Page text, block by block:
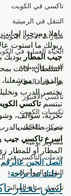
تاكسي في الكويت
التنقل في الرميثية
سيارات الأجرة الكويتية
الحياة العملية في
السفر والسياحة
مواصلات المطار
تاكسي الأفنيوز
تكسيات الكويت
شركات التاكسي
مشاوير يومية
خدمات التاكسي في
النقل والمواصلات
تاكسي صباح السالم
ياهلا ومرحبا! لو
ريولك ما استوت
جيب المطار يوديك
السلطان، فانت
والدوران مو
نختصر الدرب
تبتسم. تاكسي
تجربة، سوالف،
يصير صاحبك
اسرع تاكسي جيب
المطار أو للمطار
رحلتك تبدأ براحة!
ليش تختار